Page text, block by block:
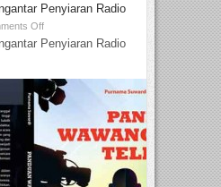
Penyiaran Radio
Off
Penyiaran Radio